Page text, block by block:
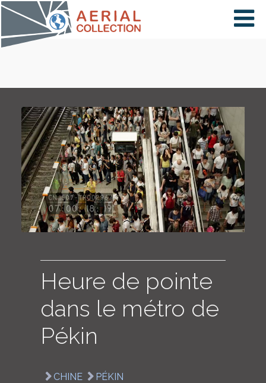
×
PAYS
CARTE
COLLECTIONS
LOGIN
ENGLISH
Heure de pointe
dans le métro de
Pékin
CHINE PÉKIN